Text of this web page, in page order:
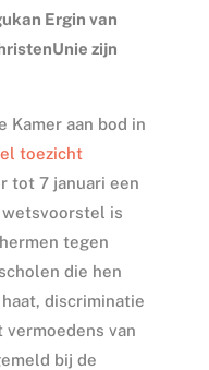
Ergin van
zijn
Kamer aan bod in
toezicht
tot 7 januari een
is
tegen
die hen
discriminatie
van
bij de